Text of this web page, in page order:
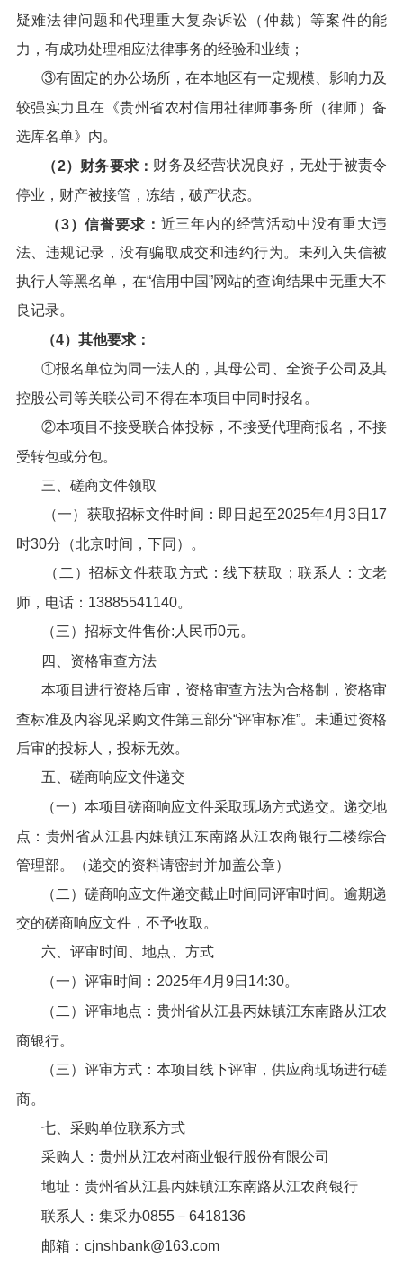
疑难法律问题和代理重大复杂诉讼（仲裁）等案件的能
力，有成功处理相应法律事务的经验和业绩；
③有固定的办公场所，在本地区有一定规模、影响力及
较强实力且在《贵州省农村信用社律师事务所（律师）备
选库名单》内。
（2） 财务要求： 财务及经营状况良好，无处于被责令
停业，财产被接管，冻结，破产状态。
（3）信誉要求： 近三年内的经营活动中没有重大违
法、违规记录，没有骗取成交和违约行为。未列入失信被
执行人等黑名单，在“信用中国”网站的查询结果中无重大不
良记录。
（4） 其他要求：
①报名单位为同一法人的，其母公司、全资子公司及其
控股公司等关联公司不得在本项目中同时报名。
②本项目不接受联合体投标，不接受代理商报名，不接
受转包或分包。
三、磋商文件领取
（一）获取招标文件时间：即日起至2025年4月3日17
时30分（北京时间，下同）。
（二）招标文件获取方式：线下获取；联系人：文老
师，电话：13885541140。
（三）招标文件售价:人民币0元。
四、资格审查方法
本项目进行资格后审，资格审查方法为合格制，资格审
查标准及内容见采购文件第三部分“评审标准”。未通过资格
后审的投标人，投标无效。
五、磋商响应文件递交
（一）本项目磋商响应文件采取现场方式递交。递交地
点：贵州省从江县丙妹镇江东南路从江农商银行二楼综合
管理部。（递交的资料请密封并加盖公章）
（二）磋商响应文件递交截止时间同评审时间。逾期递
交的磋商响应文件，不予收取。
六、评审时间、地点、方式
（一）评审时间：2025年4月9日14:30。
（二）评审地点：贵州省从江县丙妹镇江东南路从江农
商银行。
（三）评审方式：本项目线下评审，供应商现场进行磋
商。
七、采购单位联系方式
采购人：贵州从江农村商业银行股份有限公司
地址：贵州省从江县丙妹镇江东南路从江农商银行
联系人：集采办0855－6418136
邮箱：cjnshbank@163.com